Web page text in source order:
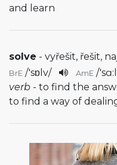
and learn
solve - vyřešit, řešit,
BrE /'sɒlv/ AmE /
verb - to find the
to find a way of